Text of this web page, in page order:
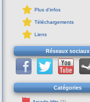
Plus d'infos
Téléchargements
Liens
Réseaux sociaux
Catégories